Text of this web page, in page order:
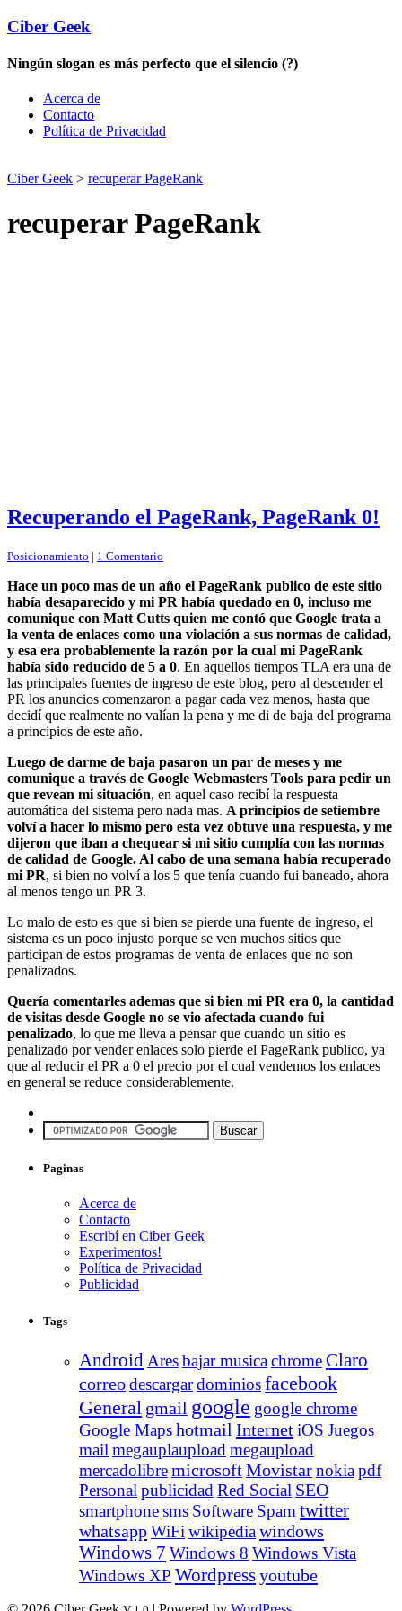
Ciber Geek
Ningún slogan es más perfecto que el silencio (?)
Acerca de
Contacto
Política de Privacidad
Ciber Geek > recuperar PageRank
recuperar PageRank
Recuperando el PageRank, PageRank 0!
Posicionamiento | 1 Comentario
Hace un poco mas de un año el PageRank publico de este sitio
había desaparecido y mi PR había quedado en 0, incluso me
comunique con Matt Cutts quien me contó que Google trata a
la venta de enlaces como una violación a sus normas de calidad,
y esa era probablemente la razón por la cual mi PageRank
había sido reducido de 5 a 0. En aquellos tiempos TLA era una de
las principales fuentes de ingreso de este blog, pero al descender el
PR los anuncios comenzaron a pagar cada vez menos, hasta que
decidí que realmente no valían la pena y me di de baja del programa
a principios de este año.
Luego de darme de baja pasaron un par de meses y me
comunique a través de Google Webmasters Tools para pedir un
que revean mi situación, en aquel caso recibí la respuesta
automática del sistema pero nada mas. A principios de setiembre
volví a hacer lo mismo pero esta vez obtuve una respuesta, y me
dijeron que iban a chequear si mi sitio cumplía con las normas
de calidad de Google. Al cabo de una semana había recuperado
mi PR, si bien no volví a los 5 que tenía cuando fui baneado, ahora
al menos tengo un PR 3.
Lo malo de esto es que si bien se pierde una fuente de ingreso, el
sistema es un poco injusto porque se ven muchos sitios que
participan de estos programas de venta de enlaces que no son
penalizados.
Quería comentarles ademas que si bien mi PR era 0, la cantidad
de visitas desde Google no se vio afectada cuando fui
penalizado, lo que me lleva a pensar que cuando un sitio es
penalizado por vender enlaces solo pierde el PageRank publico, ya
que al reducir el PR a 0 el precio por el cual vendemos los enlaces
en general se reduce considerablemente.
Paginas
Acerca de
Contacto
Escribí en Ciber Geek
Experimentos!
Política de Privacidad
Publicidad
Tags
Android Aresbajar musicachromeClaro
correodescargardominiosfacebook
General gmail google google chrome
Google Mapshotmail InternetiOS Juegos
mail megauplaupload megaupload
mercadolibremicrosoftMovistarnokiapdf
Personal publicidad Red Social SEO
smartphonesms Software Spam twitter
whatsappWiFi wikipediawindows
Windows 7 Windows 8 Windows Vista
Windows XP Wordpressyoutube